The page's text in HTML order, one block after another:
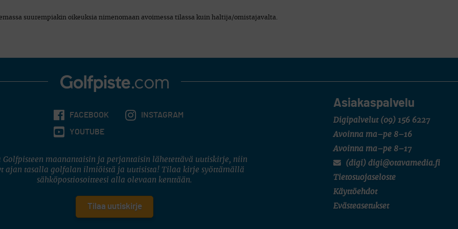
suurempiakin oikeuksia nimenomaan avoimessa tilassa kuin haltija/omistajavalta.
Asiakaspalvelu
Digipalvelut (09) 156 6227
Avoinna ma–pe 8–16
Avoinna ma–pe 8–17
(digi) digi@otavamedia.fi
Tietosuojaseloste
Käyttöehdot
Evästeasetukset
FACEBOOK INSTAGRAM
YOUTUBE
Golfpisteen maanantaisin ja perjantaisin lähetettävä uutiskirje, niin
ajan tasalla golfalan ilmiöistä ja uutisista! Tilaa kirje syöttämällä
sähköpostiosoitteesi alla olevaan kenttään.
Tilaa uutiskirje